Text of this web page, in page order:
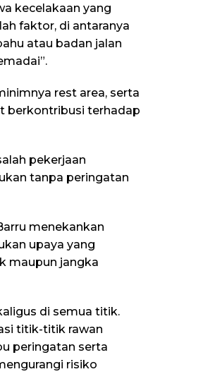
kecelakaan yang
faktor, di antaranya
atau badan jalan
rest area, serta
berkontribusi terhadap
pekerjaan
tanpa peringatan
menekankan
upaya yang
maupun jangka
di semua titik.
titik-titik rawan
peringatan serta
risiko